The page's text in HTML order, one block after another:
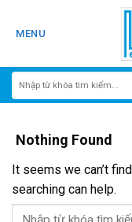
MENU
Nothing Found
It seems we can’t
searching can help.